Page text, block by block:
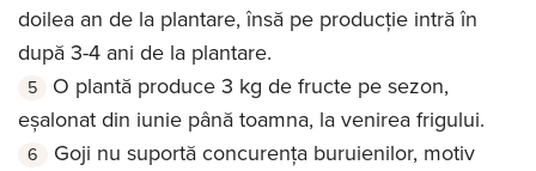
doilea an de la plantare, însă pe producție intră în
după 3-4 ani de la plantare.
O plantă produce 3 kg de fructe pe sezon,
eșalonat din iunie până toamna, la venirea frigului.
Goji nu suportă concurența buruienilor, motiv